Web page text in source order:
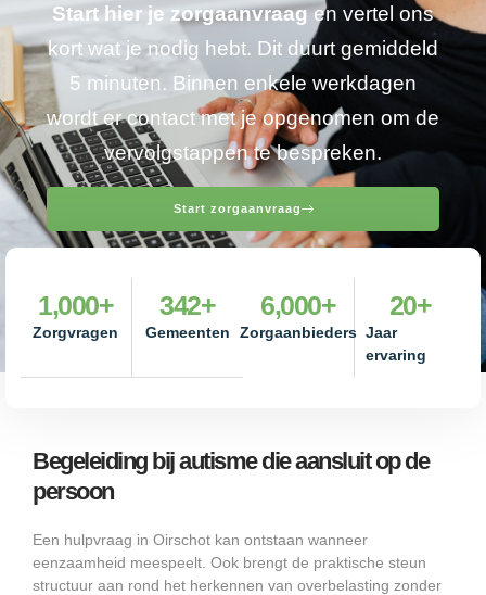
Start hier je zorgaanvraagen vertel ons
kort wat je nodig hebt. Dit duurt gemiddeld
5 minuten. Binnen enkele werkdagen
wordt er contact met je opgenomen om de
vervolgstappen te bespreken.
Start zorgaanvraag
Zorgvragen
1,000+
Gemeenten
342+
Zorgaanbieders
6,000+
Jaar
ervaring
20+
Begeleiding bij autisme die aansluit op de
persoon
Een hulpvraag in Oirschot kan ontstaan wanneer
eenzaamheid meespeelt. Ook brengt de praktische steun
structuur aan rond het herkennen van overbelasting zonder